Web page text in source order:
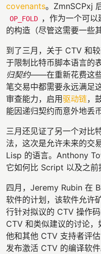
covenants。ZmnSCPxj
OP_FOLD ，作为一个可
的构造（尽管这需要一些
到了三月，关于 CTV 和
于限制比特币脚本语言的
归契约——在重新花费这
笔交易中都需要永远满足
审查能力，启用驱动链，
能因递归契约而意外地丢币
三月还见证了另一个对比
法，这次是允许未来的交
Lisp 的语言。Anthony
它如何比 Script 以及之前
四月，Jeremy Rubin 在
软件的计划，该软件允许
行针对拟议的 CTV 操作
CTV 和类似建议的讨论
他和其他 CTV 支持者评
发布激活 CTV 的编译软件